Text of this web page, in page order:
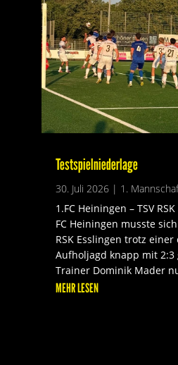
Testspielniederlage
30. Juli 2026| 1.
1.FC Heiningen – TSV
FC Heiningen musste
RSK Esslingen trotz
Aufholjagd knapp mit 2:3
Trainer Dominik Mader
MEHR LESEN